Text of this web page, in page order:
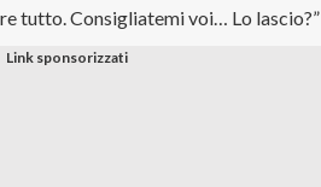
tutto. Consigliatemi voi… Lo lascio?”